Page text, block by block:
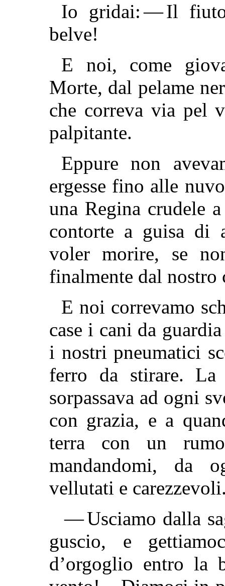
Io gridai: — Il
belve!
E noi, come
Morte, dal pelame
che correva via pel
palpitante.
Eppure non
ergesse fino alle
una Regina crudele
contorte a guisa di
voler morire, se
finalmente dal nostro
E noi correvamo
case i cani da
i nostri pneumatici
ferro da stirare. La
sorpassava ad ogni
con grazia, e a
terra con un
mandandomi, da
vellutati e
— Usciamo dalla
guscio, e
d’orgoglio entro la